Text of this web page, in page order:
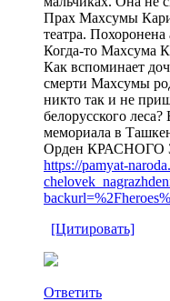
Прах Махсумы
театра.
Когда-то Махсума
Как вспоминает
смерти Махсумы
никто так и не
белорусского
мемориала в
Орден КРАСНОГО
https://pamyat-
[Цитировать]
Ответить